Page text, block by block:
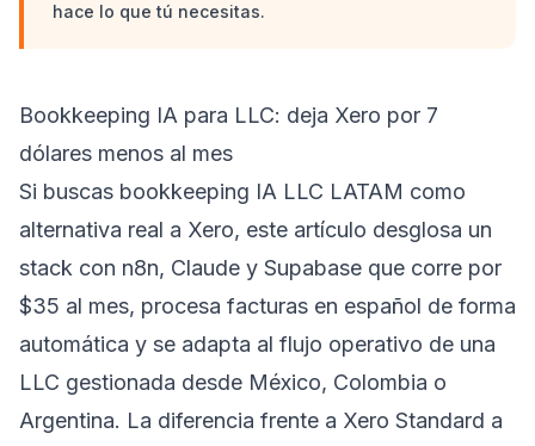
hace lo que tú necesitas.
Bookkeeping IA para LLC: deja Xero por 7
dólares menos al mes
Si buscas bookkeeping IA LLC LATAM como
alternativa real a Xero, este artículo desglosa un
stack con n8n, Claude y Supabase que corre por
$35 al mes, procesa facturas en español de forma
automática y se adapta al flujo operativo de una
LLC gestionada desde México, Colombia o
Argentina. La diferencia frente a Xero Standard a